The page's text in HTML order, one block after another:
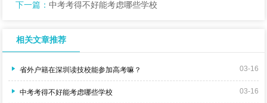
下一篇：中考考得不好能考虑哪些学校
相关文章推荐
03-16
省外户籍在深圳读技校能参加高考嘛？
03-16
中考考得不好能考虑哪些学校